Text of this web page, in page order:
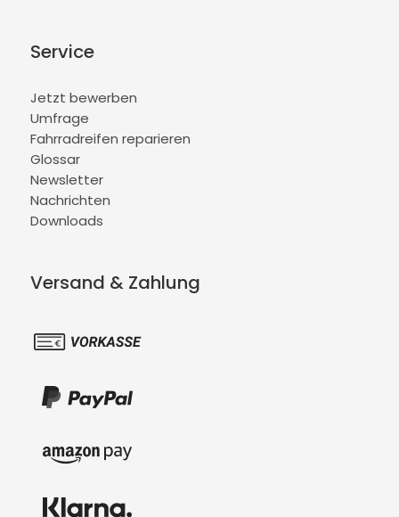
Service
Jetzt bewerben
Umfrage
Fahrradreifen reparieren
Glossar
Newsletter
Nachrichten
Downloads
Versand & Zahlung